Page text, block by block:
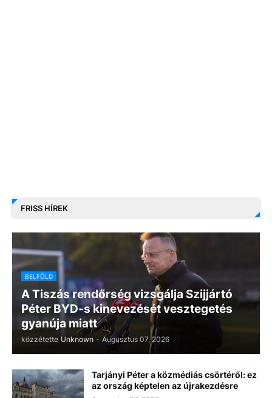
FRISS HÍREK
BELFÖLD
A Tiszás rendőrség vizsgálja Szijjártó
Péter BYD-s kinevezését vesztegetés
gyanúja miatt
közzétette Unknown - Augusztus 07, 2026
Tarjányi Péter a közmédiás csörtéről: ez
az ország képtelen az újrakezdésre